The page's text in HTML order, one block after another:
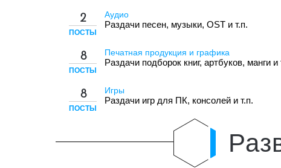
2
ПОСТЫ
Аудио
Раздачи песен, музыки, OST и т.п.
8
ПОСТЫ
Печатная продукция и графика
Раздачи подборок книг, артбуков, манги и
8
ПОСТЫ
Игры
Раздачи игр для ПК, консолей и т.п.